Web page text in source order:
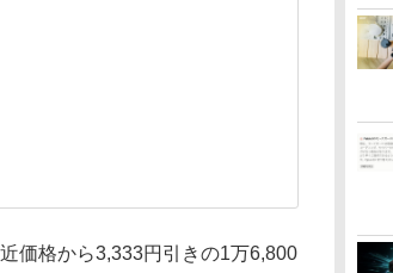
価格から3,333円引きの1万6,800